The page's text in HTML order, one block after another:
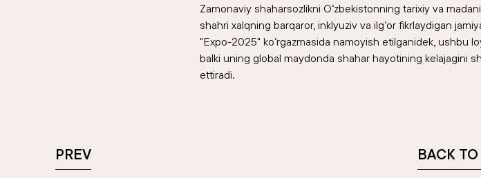
Zamonaviy shaharsozlikni O‘zbekistonning tarixiy va
shahri xalqning barqaror, inklyuziv va ilg‘or fikrlaydigan
"Expo-2025" ko‘rgazmasida namoyish etilganidek, ushbu
balki uning global maydonda shahar hayotining kelajagini
ettiradi.
PREV BACK